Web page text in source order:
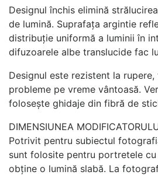
Designul închis elimină
de lumină. Suprafața argintie
distribuție uniformă a luminii în
difuzoarele albe translucide fac
Designul este rezistent la
probleme pe vreme vântoasă.
folosește ghidaje din fibră de
DIMENSIUNEA
Potrivit pentru subiectul
sunt folosite pentru portretele
obține o lumină slabă. La